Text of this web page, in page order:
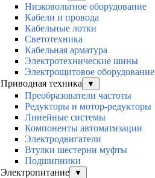
Низковольтное оборудование
Кабели и провода
Кабельные лотки
Светотехника
Кабельная арматура
Электротехнические шины
Электрощитовое оборудование
Приводная техника
▼
Преобразователи частоты
Редукторы и мотор-редукторы
Линейные системы
Компоненты автоматизации
Электродвигатели
Втулки шестерни муфты
Подшипники
Электропитание
▼